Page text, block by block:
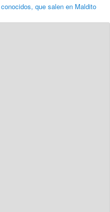
que salen en Maldito